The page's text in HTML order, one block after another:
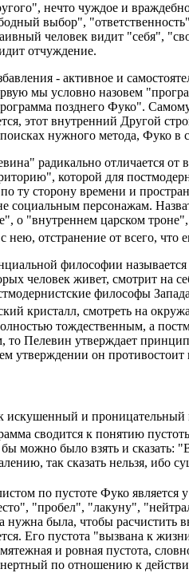
нечто чуждое и
выбор",
человек видит "себя",
отчуждение.
- активное и
мы условно назовем
позднего Фуко".
этот внутренний Другой
нужного метода, Фуко в
радикально отличается
которой для
ту сторону времени и
социальным персонажам.
о "внутреннем царском
нею, отстранение от всего, что
философии
человек живет, смотрит на
философы
кристалл, смотреть на
тождественным, а
то Пелевин утверждает
утверждении он противостоит
искушенный и проницательный
сводится к понятию
можно было взять и сказать:
так сказать нельзя, ибо
по пустоте Фуко является
"пробел", "лакуну",
нужна была, чтобы расчистить
Его пустота "вызвана к
и ровная пустота,
по отношению к